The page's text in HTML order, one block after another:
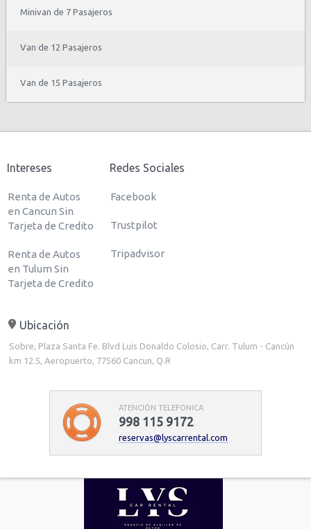
Minivan de 7 Pasajeros
Van de 12 Pasajeros
Van de 15 Pasajeros
Intereses
Renta de Autos
en Cancun Sin
Tarjeta de Credito
Renta de Autos
en Tulum Sin
Tarjeta de Credito
Redes Sociales
Facebook
Trustpilot
Tripadvisor
Ubicación
Sobre, Plaza Santa Fe. Blvd Luis Donaldo Colosio, Carr. Tulum - Cancún
km 12.5, Aeropuerto, 77560 Cancun, Q.R
ATENCIÓN TELEFONICA
998 115 9172
reservas@lyscarrental.com